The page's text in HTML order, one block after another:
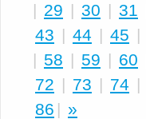
| 29 | 30 | 31
43 | 44 | 45 |
| 58 | 59 | 60
72 | 73 | 74 |
86 | »